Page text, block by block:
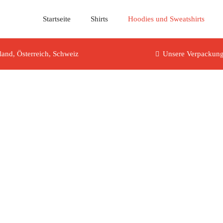
Startseite Shirts Hoodies und Sweatshirts
Österreich, Schweiz Unsere